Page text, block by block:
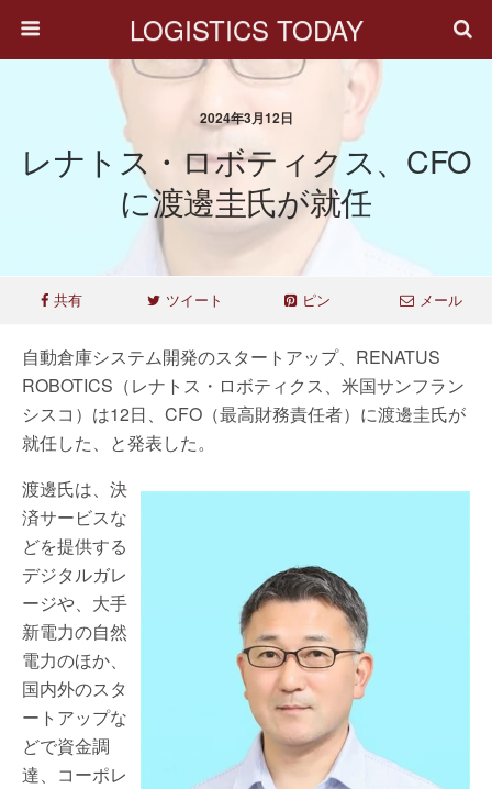
LOGISTICS TODAY
2024年3月12日
レナトス・ロボティクス、CFO
に渡邊圭氏が就任
共有 ツイート ピン メール
自動倉庫システム開発のスタートアップ、RENATUS
ROBOTICS（レナトス・ロボティクス、米国サンフラン
シスコ）は12日、CFO（最高財務責任者）に渡邊圭氏が
就任した、と発表した。
渡邊氏は、決
済サービスな
どを提供する
デジタルガレ
ージや、大手
新電力の自然
電力のほか、
国内外のスタ
ートアップな
どで資金調
達、コーポレ